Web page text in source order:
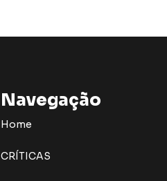
Navegação
Home
CRÍTICAS